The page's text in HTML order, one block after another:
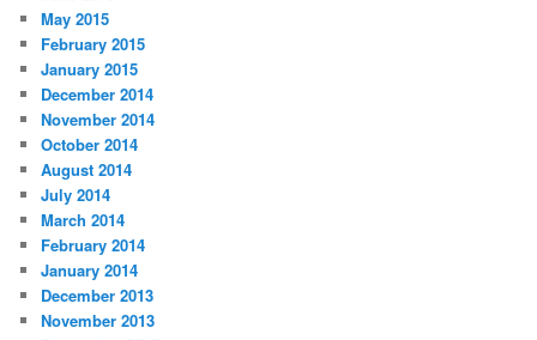
May 2015
February 2015
January 2015
December 2014
November 2014
October 2014
August 2014
July 2014
March 2014
February 2014
January 2014
December 2013
November 2013